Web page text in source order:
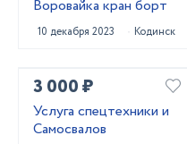
Воровайка кран борт
10 декабря 2023 Кодинск
3 000 ₽
Услуга спецтехники и
Самосвалов